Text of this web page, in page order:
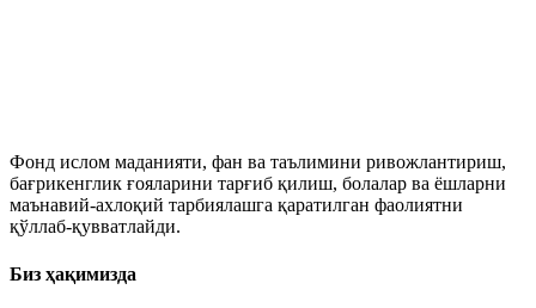
Фонд ислом маданияти, фан ва таълимини ривожлантириш,
бағрикенглик ғояларини тарғиб қилиш, болалар ва ёшларни
маънавий-ахлоқий тарбиялашга қаратилган фаолиятни
қўллаб-қувватлайди.
Биз ҳақимизда